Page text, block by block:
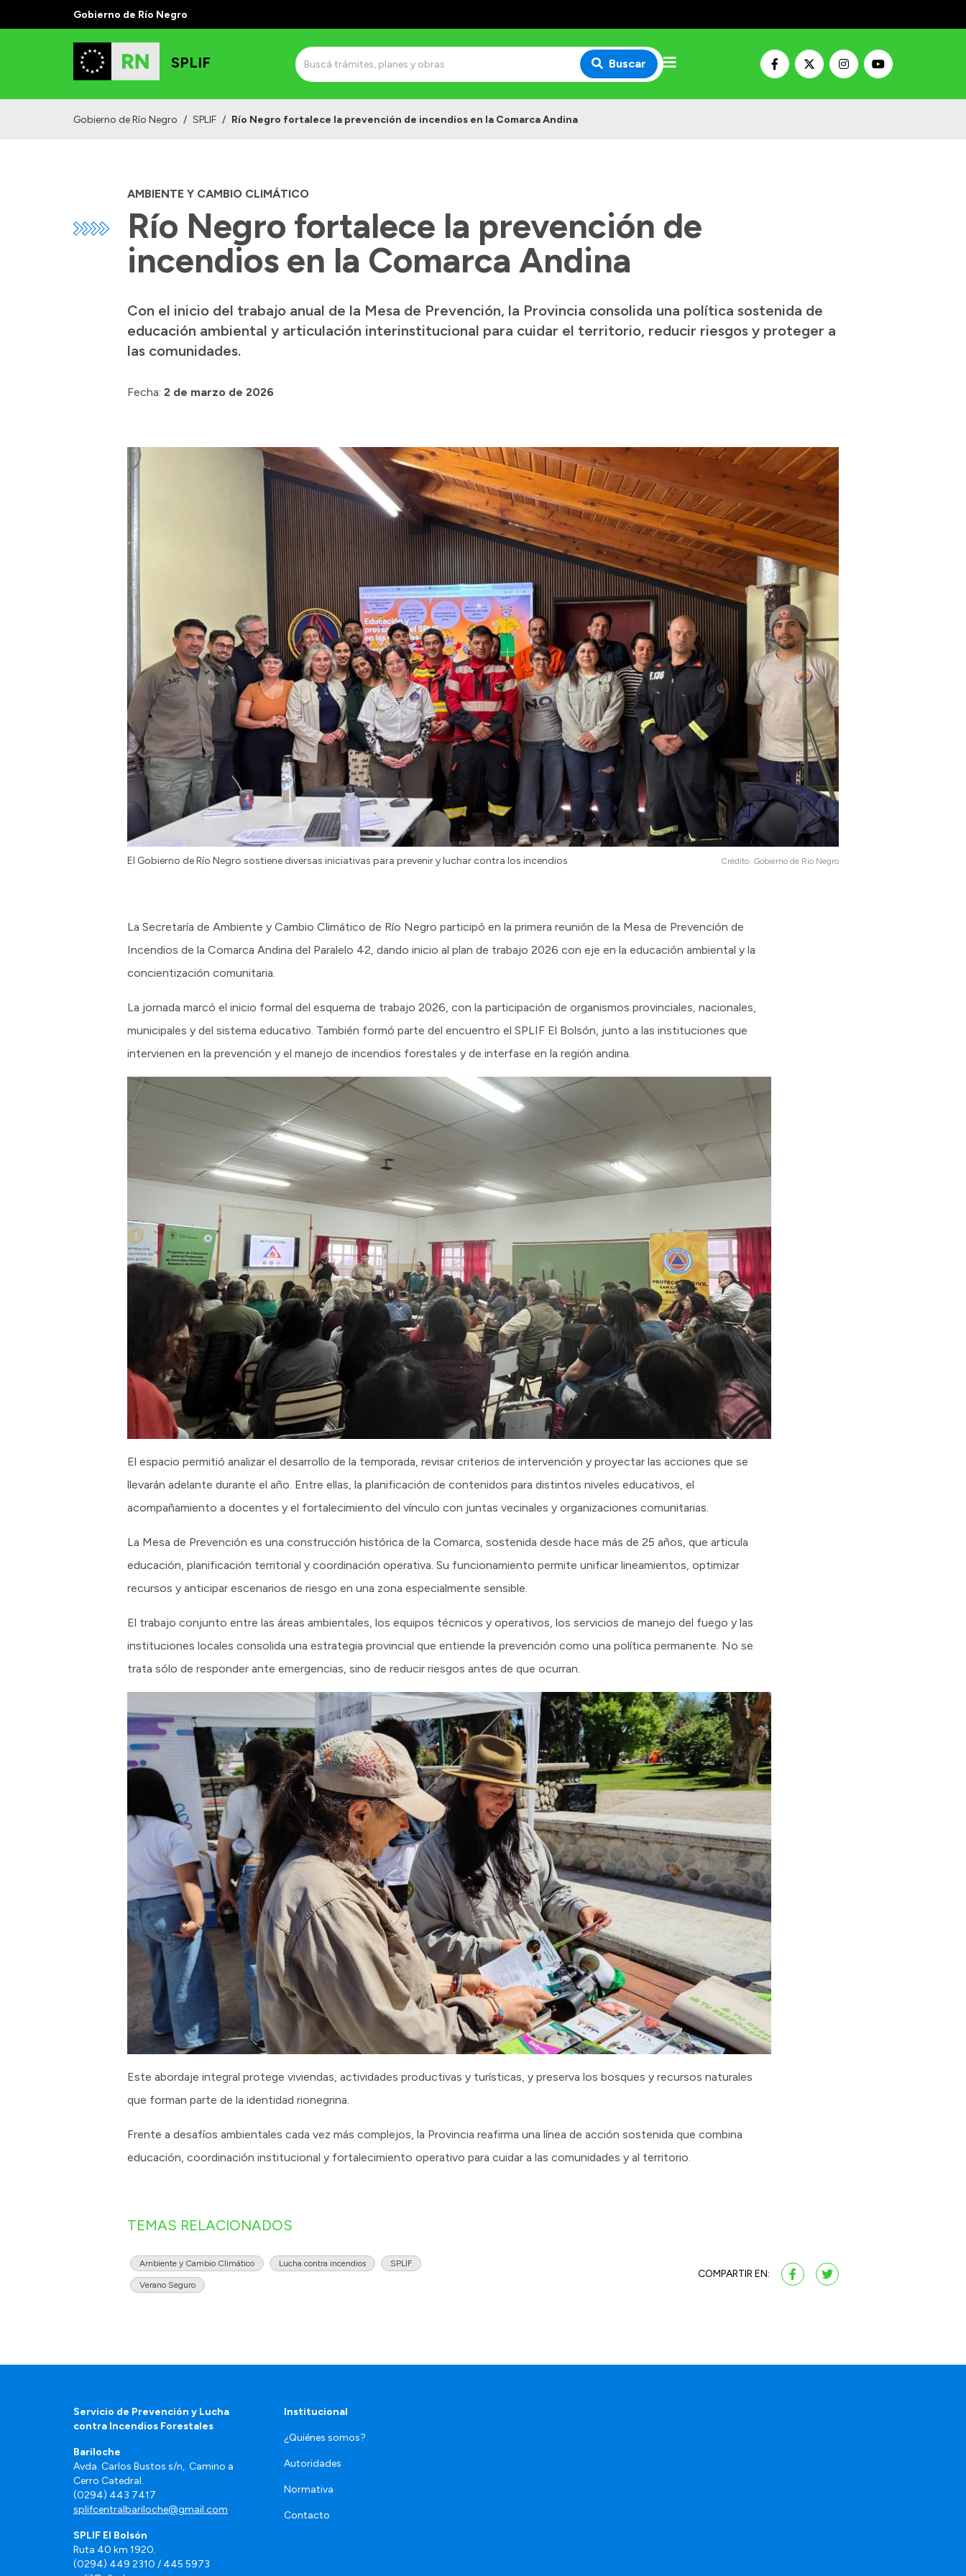
Gobierno de Río Negro
SPLIF Buscar
Gobierno de Río Negro / SPLIF / Río Negro fortalece la prevención de incendios en la Comarca Andina
AMBIENTE Y CAMBIO CLIMÁTICO
Río Negro fortalece la prevención de
incendios en la Comarca Andina
Con el inicio del trabajo anual de la Mesa de Prevención, la Provincia consolida una política sostenida de
educación ambiental y articulación interinstitucional para cuidar el territorio, reducir riesgos y proteger a
las comunidades.
Fecha: 2 de marzo de 2026
El Gobierno de Río Negro sostiene diversas iniciativas para prevenir y luchar contra los incendios Crédito: Gobierno de Rio Negro
La Secretaría de Ambiente y Cambio Climático de Río Negro participó en la primera reunión de la Mesa de Prevención de
Incendios de la Comarca Andina del Paralelo 42, dando inicio al plan de trabajo 2026 con eje en la educación ambiental y la
concientización comunitaria.
La jornada marcó el inicio formal del esquema de trabajo 2026, con la participación de organismos provinciales, nacionales,
municipales y del sistema educativo. También formó parte del encuentro el SPLIF El Bolsón, junto a las instituciones que
intervienen en la prevención y el manejo de incendios forestales y de interfase en la región andina.
El espacio permitió analizar el desarrollo de la temporada, revisar criterios de intervención y proyectar las acciones que se
llevarán adelante durante el año. Entre ellas, la planificación de contenidos para distintos niveles educativos, el
acompañamiento a docentes y el fortalecimiento del vínculo con juntas vecinales y organizaciones comunitarias.
La Mesa de Prevención es una construcción histórica de la Comarca, sostenida desde hace más de 25 años, que articula
educación, planificación territorial y coordinación operativa. Su funcionamiento permite unificar lineamientos, optimizar
recursos y anticipar escenarios de riesgo en una zona especialmente sensible.
El trabajo conjunto entre las áreas ambientales, los equipos técnicos y operativos, los servicios de manejo del fuego y las
instituciones locales consolida una estrategia provincial que entiende la prevención como una política permanente. No se
trata sólo de responder ante emergencias, sino de reducir riesgos antes de que ocurran.
Este abordaje integral protege viviendas, actividades productivas y turísticas, y preserva los bosques y recursos naturales
que forman parte de la identidad rionegrina.
Frente a desafíos ambientales cada vez más complejos, la Provincia reafirma una línea de acción sostenida que combina
educación, coordinación institucional y fortalecimiento operativo para cuidar a las comunidades y al territorio.
TEMAS RELACIONADOS
Ambiente y Cambio Climático Lucha contra incendios SPLIF
Verano Seguro
COMPARTIR EN:
Servicio de Prevención y Lucha
contra Incendios Forestales
Bariloche
Avda. Carlos Bustos s/n, Camino a
Cerro Catedral.
(0294) 443 7417
splifcentralbariloche@gmail.com
SPLIF El Bolsón
Ruta 40 km 1920.
(0294) 449 2310 / 445 5973
Institucional
¿Quiénes somos?
Autoridades
Normativa
Contacto